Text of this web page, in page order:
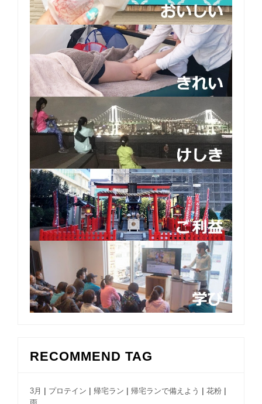
RECOMMEND TAG
3月 | プロテイン | 帰宅ラン | 帰宅ランで備えよう | 花粉 |